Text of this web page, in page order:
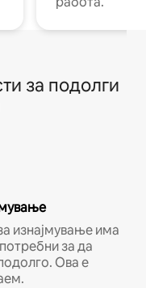
за подолги
изнајмување има
за да
Ова е